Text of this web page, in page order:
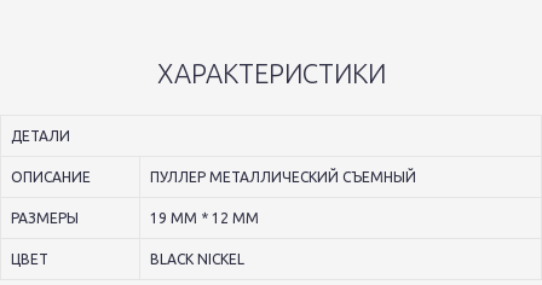
ХАРАКТЕРИСТИКИ
ДЕТАЛИ
ОПИСАНИЕ ПУЛЛЕР МЕТАЛЛИЧЕСКИЙ СЪЕМНЫЙ
РАЗМЕРЫ 19 ММ * 12 ММ
ЦВЕТ BLACK NICKEL